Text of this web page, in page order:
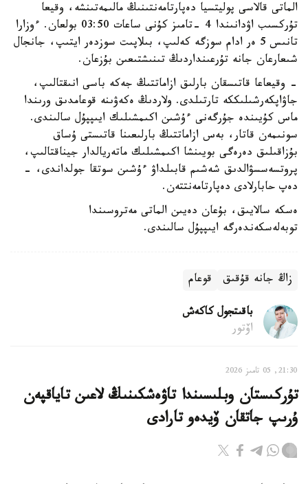
الماتى قالاسى پوليتسيا دەپارتامەنتىنىڭ مالىمەتىنشە، وقيعا
تۇركسىب اۋدانىندا 4 -تامىز كۇنى ساعات 03:50 بولعان. ءوزارا
تانىس 5 ەر ادام سوزگە كەلىپ، بىلاپىت سوزدەر ايتىپ، جانجال
شىعارعان جانە تۇرعىنداردىڭ تىنىشتىعىن بۇزعان.
- وقيعاعا قاتىسقان بارلىق ازاماتتىڭ جەكە باسى انىقتالىپ،
جاۋاپكەرشىلىككە تارتىلدى. ولاردىڭ ەكەۋىنە قوعامدىق ورىندا
ماس كۇيىندە جۇرگەنى ءۇشىن اكىمشىلىك ايىپپۇل سالىندى.
سونىمەن قاتار، بەس ازاماتتىڭ بارلىعىنا قاتىستى ۇساق
بۇزاقىلىق دەرەگى بويىنشا اكىمشىلىك ماتەريالدار جيناقتالىپ،
پروتسەسسۋالدىق شەشىم قابىلداۋ ءۇشىن سوتقا جولداندى، -
دەپ حابارلادى دەپارتامەنتتەن.
ەسكە سالايىق، بۇعان دەيىن الماتى مەتروسىندا
توبەلەسكەندەرگە ايىپپۇل سالىندى.
زاڭ جانە قۇقىق قوعام
باقىتجول كاكەش
اۆتور
21:30, 05 تامىز 2026
تۇركىستان وبلىسىندا تاۋەشكىنىڭ لاعىن تاياقپەن
ۇرىپ جاتقان ۆيدەو تارادى